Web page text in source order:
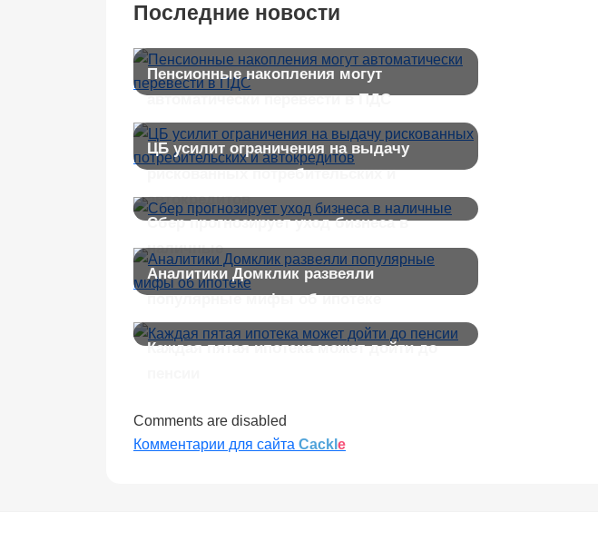
Последние новости
Пенсионные накопления могут
автоматически перевести в ПДС
ЦБ усилит ограничения на выдачу
рискованных потребительских и
автокредитов
Сбер прогнозирует уход бизнеса в
наличные
Аналитики Домклик развеяли
популярные мифы об ипотеке
Каждая пятая ипотека может дойти до
Comments are disabled
Комментарии для сайта Cackl e